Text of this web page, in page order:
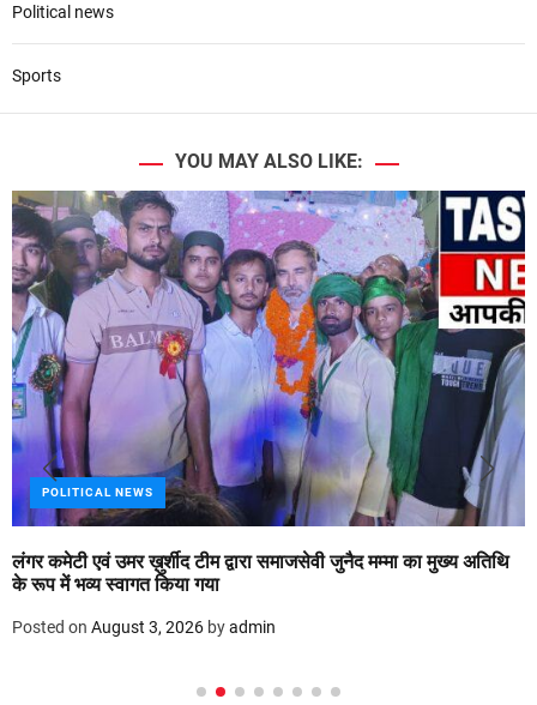
Political news
Sports
YOU MAY ALSO LIKE:
POLITICAL NEWS
लंगर कमेटी एवं उमर ख़ुर्शीद टीम द्वारा समाजसेवी जुनैद मम्मा का मुख्य अतिथि
के रूप में भव्य स्वागत किया गया
Posted on August 3, 2026 byadmin